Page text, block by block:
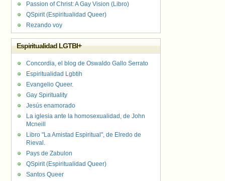
Passion of Christ: A Gay Vision (Libro)
QSpirit (Espiritualidad Queer)
Rezando voy
Espiritualidad LGTBI+
Concordia, el blog de Oswaldo Gallo Serrato
Espiritualidad Lgbtih
Evangelio Queer.
Gay Spirituality
Jesús enamorado
La iglesia ante la homosexualidad, de John
Mcneill
Libro "La Amistad Espiritual", de Elredo de
Rieval.
Pays de Zabulon
QSpirit (Espiritualidad Queer)
Santos Queer